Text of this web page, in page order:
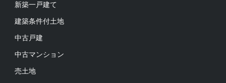
新築一戸建て
建築条件付土地
中古戸建
中古マンション
売土地